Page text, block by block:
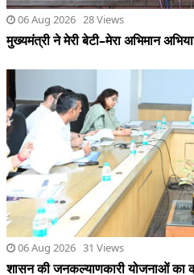
06 Aug 2026 31 Views
शासन की जनकल्याणकारी योजनाओं का
पात्र व्यक्ति को मिले शासन की